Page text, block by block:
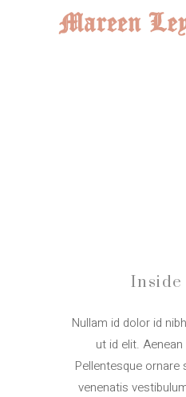
Inside
Nullam id dolor id
ut id elit.
Pellentesque ornare
venenatis